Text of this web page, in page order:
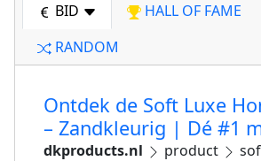
BID HALL OF FAME
RANDOM
Ontdek de Soft Luxe
– Zandkleurig | Dé #1
dkproducts.nl product